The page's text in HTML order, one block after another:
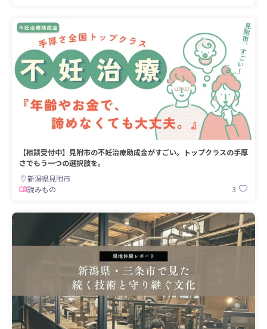
【相談受付中】見附市の不妊治療助成金がすごい。トップクラスの手厚
さでもう一つの選択肢を。
新潟県見附市
読みもの
3